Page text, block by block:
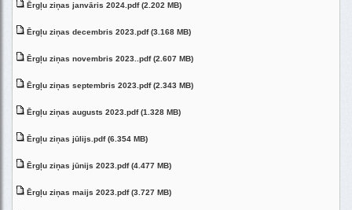
Ērgļu ziņas janvāris 2024.pdf (2.202 MB)
Ērgļu ziņas decembris 2023.pdf (3.168 MB)
Ērgļu ziņas novembris 2023..pdf (2.607 MB)
Ērgļu ziņas septembris 2023.pdf (2.343 MB)
Ērgļu ziņas augusts 2023.pdf (1.328 MB)
Ērgļu ziņas jūlijs.pdf (6.354 MB)
Ērgļu ziņas jūnijs 2023.pdf (4.477 MB)
Ērgļu ziņas maijs 2023.pdf (3.727 MB)